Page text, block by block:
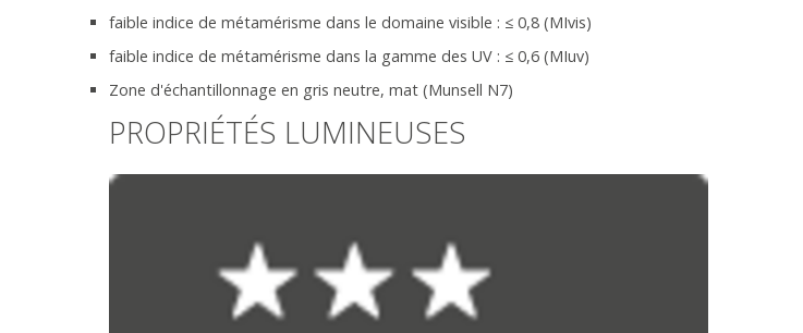
faible indice de métamérisme dans le domaine visible : ≤ 0,8 (MIvis)
faible indice de métamérisme dans la gamme des UV : ≤ 0,6 (MIuv)
Zone d'échantillonnage en gris neutre, mat (Munsell N7)
PROPRIÉTÉS LUMINEUSES